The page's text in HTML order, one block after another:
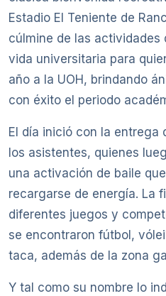
Estadio El Teniente de
cúlmine de las actividades
vida universitaria para
año a la UOH, brindando
con éxito el periodo
El día inició con la entrega
los asistentes, quienes
una activación de baile
recargarse de energía. La
diferentes juegos y
se encontraron fútbol,
taca, además de la zona
Y tal como su nombre lo